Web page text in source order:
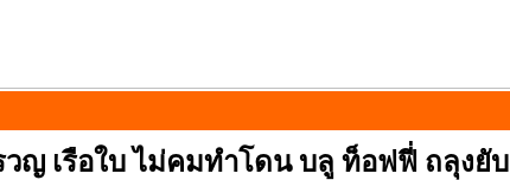
ญ เรือใบ ไม่คมทำโดน บลู ท็อฟฟี่ ถลุงยับ